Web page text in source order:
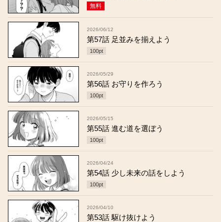
無料
2026/06/12
第57話 足並みを揃えよう
100pt
2026/05/29
第56話 お守りを作ろう
100pt
2026/05/15
第55話 進む道を選ぼう
100pt
2026/04/24
第54話 少し未来の話をしよう
100pt
2026/04/10
第53話 駆け抜けよう